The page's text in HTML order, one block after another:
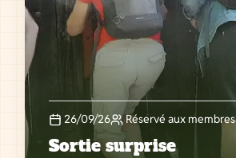
26/09/26 Réservé aux membres
Sortie surprise